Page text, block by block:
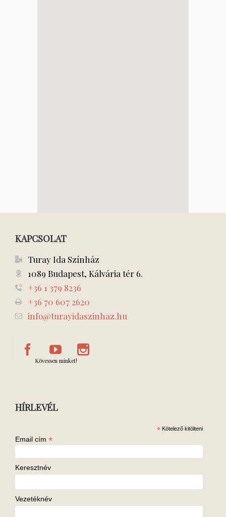
KAPCSOLAT
Turay Ida Színház
1089 Budapest, Kálvária tér 6.
+36 1 379 8236
+36 70 607 2620
info@turayidaszinhaz.hu
Kövessen minket!
HÍRLEVÉL
* Kötelező kitölteni
Email cím *
Keresztnév
Vezetéknév